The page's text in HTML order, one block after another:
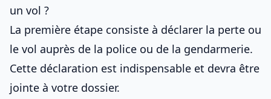
un vol ?
La première étape consiste à déclarer la perte ou
le vol auprès de la police ou de la gendarmerie.
Cette déclaration est indispensable et devra être
jointe à votre dossier.